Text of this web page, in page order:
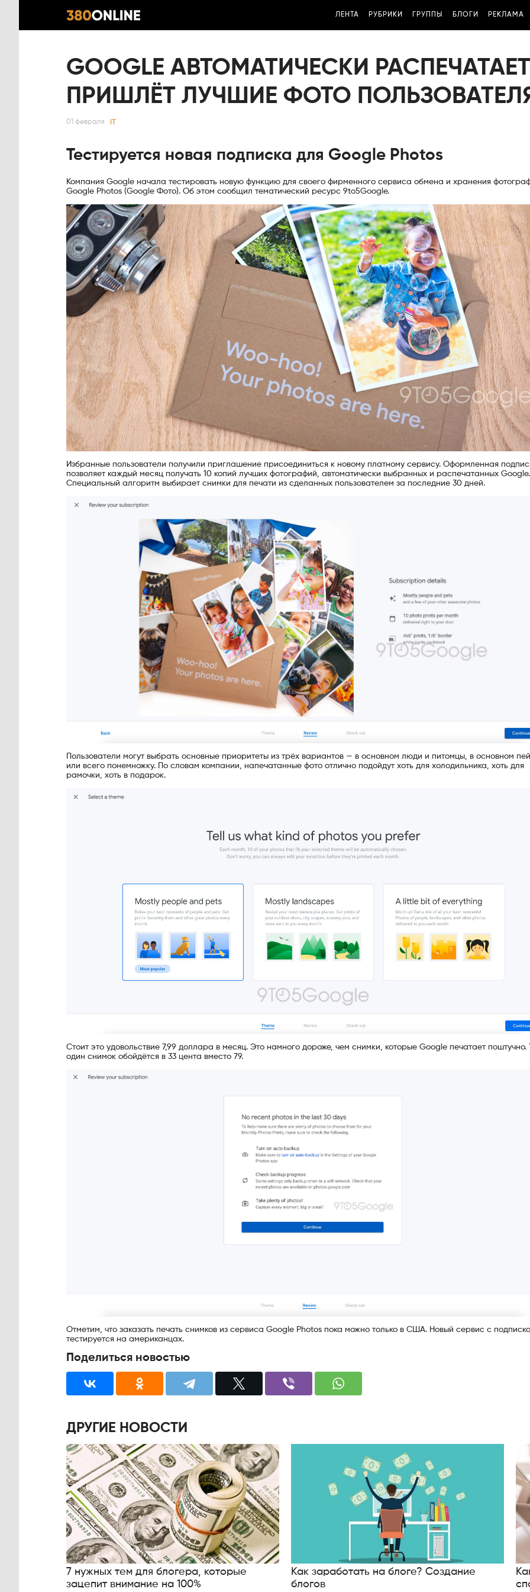
ЛЕНТА РУБРИКИ ГРУППЫ БЛОГИ РЕКЛАМА
GOOGLE АВТОМАТИЧЕСКИ
ПРИШЛЁТ ЛУЧШИЕ ФОТО
01 февраля IT
Тестируется новая подписка для Google Photos
Компания Google начала тестировать новую функцию для своего фирменного сервиса обмена и хранения
Google Photos (Google Фото). Об этом сообщил тематический ресурс 9to5Google.
Избранные пользователи получили приглашение присоединиться к новому платному сервису. Оформленная
позволяет каждый месяц получать 10 копий лучших фотографий, автоматически выбранных и распечатанных Google.
Специальный алгоритм выбирает снимки для печати из сделанных пользователем за последние 30 дней.
Пользователи могут выбрать основные приоритеты из трёх вариантов — в основном люди и питомцы, в основном
или всего понемножку. По словам компании, напечатанные фото отлично подойдут хоть для холодильника, хоть для
рамочки, хоть в подарок.
Стоит это удовольствие 7,99 доллара в месяц. Это намного дороже, чем снимки, которые Google печатает поштучно.
один снимок обойдётся в 33 цента вместо 79.
Отметим, что заказать печать снимков из сервиса Google Photos пока можно только в США. Новый сервис с
тестируется на американцах.
Поделиться новостью
ДРУГИЕ НОВОСТИ
7 нужных тем для блогера, которые
зацепит внимание на 100%
Как заработать на блоге? Создание
блогов